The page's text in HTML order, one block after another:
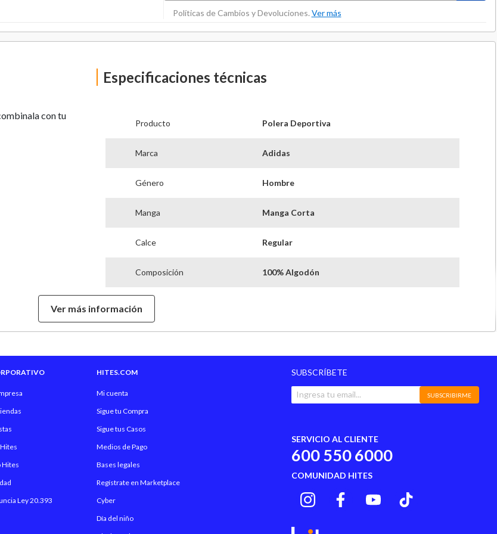
Políticas de Cambios y Devoluciones. Ver más
con tu
Especificaciones técnicas
Producto Polera Deportiva
Marca Adidas
Género Hombre
Manga Manga Corta
Calce Regular
Composición 100% Algodón
Modelo Iw4978
Redondo
Ver más información
Hites
Ley 20.393
HITES.COM
Mi cuenta
Sigue tu Compra
Sigue tus Casos
Medios de Pago
Bases legales
Regístrate en Marketplace
Cyber
Día del niño
SUBSCRÍBETE
SUBSCRIBIRME
SERVICIO AL CLIENTE
600 550 6000
COMUNIDAD HITES